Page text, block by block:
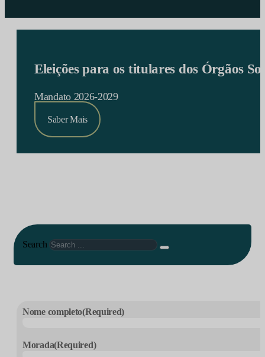
Eleições para os titulares dos Órgãos
Mandato 2026-2029
Saber Mais
Search
Nome completo(Required)
Morada(Required)